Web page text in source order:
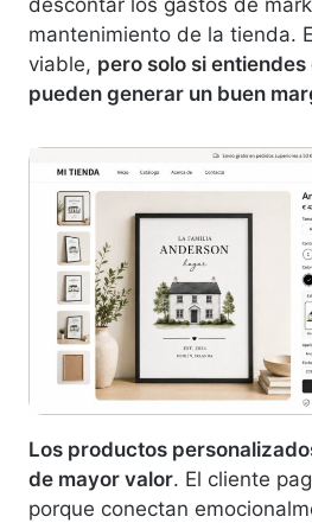
descontar los gastos de
mantenimiento de la tienda.
viable, pero solo si
pueden generar un buen
Los productos
de mayor valor. El cliente
porque conectan